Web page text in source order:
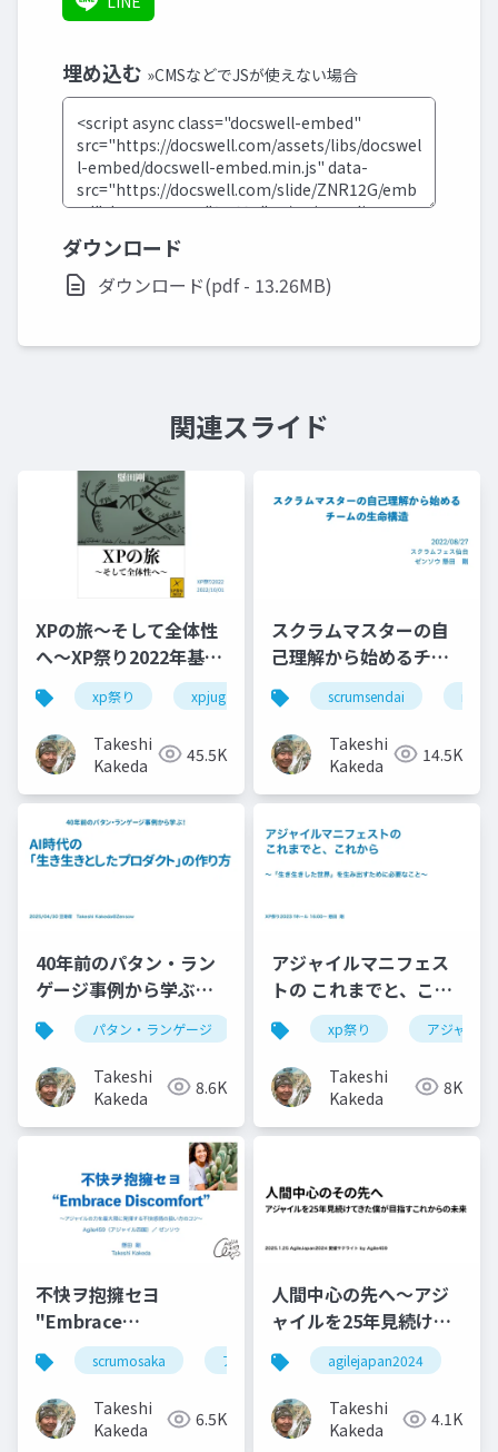
埋め込む »CMSなどでJSが使えない場合
ダウンロード
ダウンロード(pdf - 13.26MB)
関連スライド
XPの旅〜そして全体性
へ〜XP祭り2022年基調
講演
xp祭り xpjug xpjug2022 extreme
Takeshi
Kakeda
45.5K
スクラムマスターの自
己理解から始めるチー
ムの生命構造
scrumsendai nvc
Takeshi
Kakeda
14.5K
40年前のパタン・ラン
ゲージ事例から学ぶ！
AI時代の「生き生きと
したプロダクト」の作
り方
パタン・ランゲージ
Takeshi
Kakeda
8.6K
アジャイルマニフェス
トの これまでと、これ
から
xp祭り アジャイル
Takeshi
Kakeda
8K
不快ヲ抱擁セヨ
"Embrace
Discomfort"
scrumosaka アジャイル
Takeshi
Kakeda
6.5K
人間中心の先へ〜アジ
ャイルを25年見続けて
きた僕が目指すこれか
らの未来
agilejapan2024
Takeshi
Kakeda
4.1K